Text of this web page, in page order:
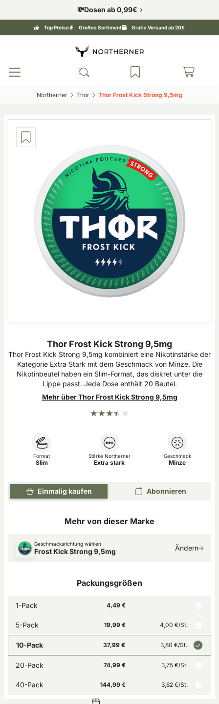
💸Dosen ab 0,99€
Top Preise Großes Sortiment Gratis Versand ab 20€
Northerner‎ Thor‎ Thor Frost Kick Strong 9,5mg‎
Thor Frost Kick Strong 9,5mg
Thor Frost Kick Strong 9,5mg kombiniert eine Nikotinstärke der
Kategorie Extra Stark mit dem Geschmack von Minze. Die
Nikotinbeutel haben ein Slim-Format, das diskret unter die
Lippe passt. Jede Dose enthält 20 Beutel.
Mehr über Thor Frost Kick Strong 9,5mg
Einmalig kaufen Abonnieren
Format
Slim
Stärke Northerner
Extra stark
Geschmack
Minze
Mehr von dieser Marke
Geschmacksrichtung wählen
Frost Kick Strong 9,5mg Ändern
Packungsgrößen
1-Pack 4,49 €
5-Pack 19,99 € 4,00 €/St.
10-Pack 37,99 € 3,80 €/St.
20-Pack 74,99 € 3,75 €/St.
40-Pack 144,99 € 3,62 €/St.